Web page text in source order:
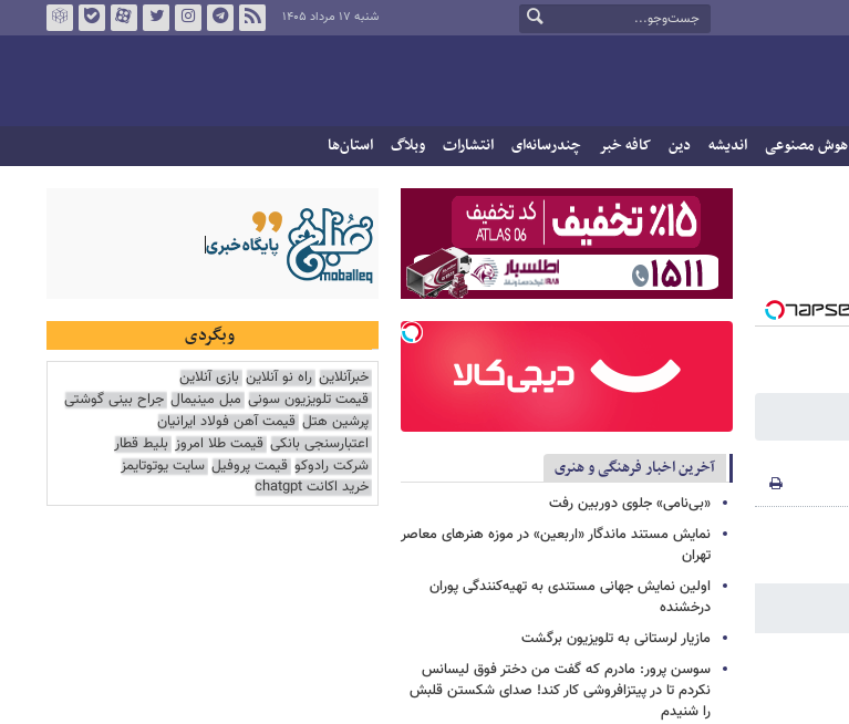
شنبه ۱۷ مرداد ۱۴۰۵
هوش مصنوعی اندیشه دین کافه خبر چندرسانه‌ای انتشارات وبلاگ استان‌ها
آخرین اخبار فرهنگی و هنری
«بی‌نامی» جلوی دوربین رفت
نمایش مستند ماندگار «اربعین» در موزه هنرهای معاصر
تهران
اولین نمایش جهانی مستندی به تهیه‌کنندگی پوران
درخشنده
مازیار لرستانی به تلویزیون برگشت
سوسن پرور: مادرم که گفت من دختر فوق‌ لیسانس
نکردم تا در پیتزافروشی کار کند! صدای شکستن قلبش
را شنیدم
وبگردی
خبرآنلاین راه نو آنلاین بازی آنلاین
قیمت تلویزیون سونی مبل مینیمال جراح بینی گوشتی
پرشین هتل قیمت آهن فولاد ایرانیان
اعتبارسنجی بانکی قیمت طلا امروز بلیط قطار
شرکت رادوکو قیمت پروفیل سایت یوتوتایمز
خرید اکانت chatgpt